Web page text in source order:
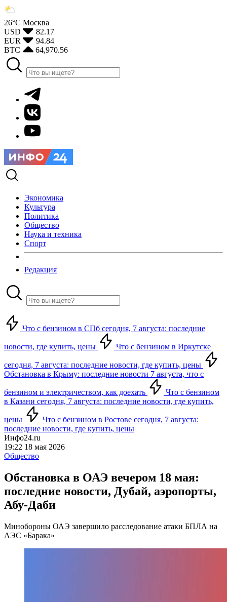
26°С Москва
USD
82.17
EUR
94.84
BTC
64,970.56
Экономика
Культура
Политика
Общество
Наука и техника
Спорт
Редакция
Что с бензином в СПб сегодня, 7 августа: последние
новости, где купить, цены Что с бензином в Иркутске
сегодня, 7 августа: последние новости, где купить, цены
Обстановка в Крыму: последние новости 7 августа, что с
бензином и электричеством, как доехать
Что с бензином
в Казани сегодня, 7 августа: последние новости, где купить,
цены
Что с бензином в Ростове сегодня, 7 августа:
последние новости, где купить, цены
Инфо24.ru
19:22 18 мая 2026
Общество
Обстановка в ОАЭ вечером 18 мая:
последние новости, Дубай, аэропорты,
Абу-Даби
Минобороны ОАЭ завершило расследование атаки БПЛА на
АЭС «Барака»